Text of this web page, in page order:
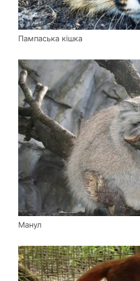
Пампаська кішка
Манул